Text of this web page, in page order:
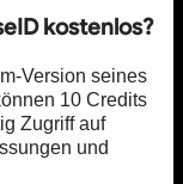
kostenlos?
Version seines
10 Credits
Zugriff auf
und